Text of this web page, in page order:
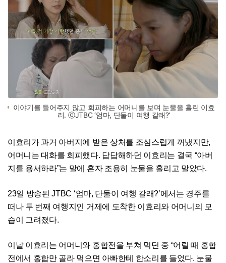
이야기를 들어주지 않고 회피하는 어머니를 보며 눈물을 흘린 이효
리. ⓒJTBC ‘엄마, 단둘이 여행 갈래?’
이효리가 과거 아버지에 받은 상처를 조심스럽게 꺼냈지만,
어머니는 대화를 회피했다. 답답해하던 이효리는 결국 “아버
지를 용서하라”는 말에 혼자 조용히 눈물을 흘리고 말았다.
23일 방송된 JTBC ‘엄마, 단둘이 여행 갈래?’에서는 경주를
떠나 두 번째 여행지인 거제에 도착한 이효리와 어머니의 모
습이 그려졌다.
이날 이효리는 어머니와 홍합전을 부쳐 먹던 중 “어릴 때 홍합
전에서 홍합만 골라 먹으면 아빠한테 한소리를 들었다. 눈물